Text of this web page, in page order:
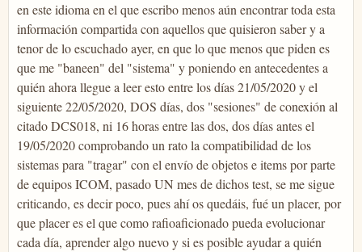
en este idioma en el que escribo menos aún encontrar toda esta
información compartida con aquellos que quisieron saber y a
tenor de lo escuchado ayer, en que lo que menos que piden es
que me "baneen" del "sistema" y poniendo en antecedentes a
quién ahora llegue a leer esto entre los días 21/05/2020 y el
siguiente 22/05/2020, DOS días, dos "sesiones" de conexión al
citado DCS018, ni 16 horas entre las dos, dos días antes el
19/05/2020 comprobando un rato la compatibilidad de los
sistemas para "tragar" con el envío de objetos e items por parte
de equipos ICOM, pasado UN mes de dichos test, se me sigue
criticando, es decir poco, pues ahí os quedáis, fué un placer, por
que placer es el que como rafioaficionado pueda evolucionar
cada día, aprender algo nuevo y si es posible ayudar a quién